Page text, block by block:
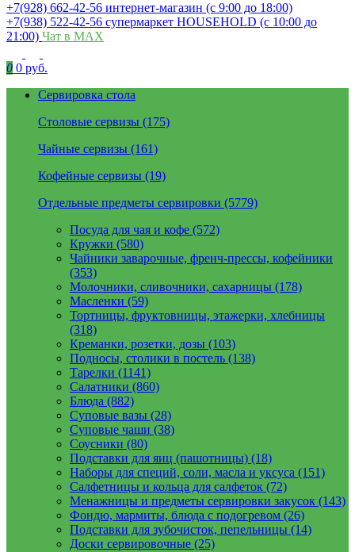
+7(928) 662-42-56 интернет-магазин (с 9:00 до 18:00)
+7(938) 522-42-56 супермаркет HOUSEHOLD (с 10:00 до
21:00) Чат в MAX
0 0 руб.
Сервировка стола
Столовые сервизы (175)
Чайные сервизы (161)
Кофейные сервизы (19)
Отдельные предметы сервировки (5779)
Посуда для чая и кофе (572)
Кружки (580)
Чайники заварочные, френч-прессы, кофейники
(353)
Молочники, сливочники, сахарницы (178)
Масленки (59)
Тортницы, фруктовницы, этажерки, хлебницы
(318)
Креманки, розетки, дозы (103)
Подносы, столики в постель (138)
Тарелки (1141)
Салатники (860)
Блюда (882)
Суповые вазы (28)
Суповые чаши (38)
Соусники (80)
Подставки для яиц (пашотницы) (18)
Наборы для специй, соли, масла и уксуса (151)
Салфетницы и кольца для салфеток (72)
Менажницы и предметы сервировки закусок (143)
Фондю, мармиты, блюда с подогревом (26)
Подставки для зубочисток, пепельницы (14)
Доски сервировочные (25)